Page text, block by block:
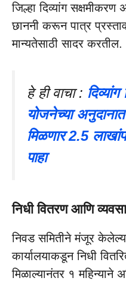
जिल्हा दिव्यांग सक्षमीकरण
छाननी करून पात्र
मान्यतेसाठी सादर करतील.
हे ही वाचा :
योजनेच्या
मिळणार 2.5
पाहा
निधी वितरण आणि
​निवड समितीने मंजूर
कार्यालयाकडून निधी
मिळाल्यानंतर १ महिन्याने